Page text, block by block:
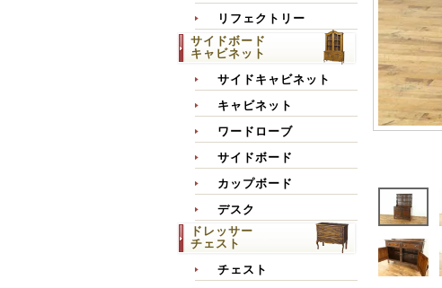
リフェクトリー
サイドボード
キャビネット
サイドキャビネット
キャビネット
ワードローブ
サイドボード
カップボード
デスク
ドレッサー
チェスト
チェスト